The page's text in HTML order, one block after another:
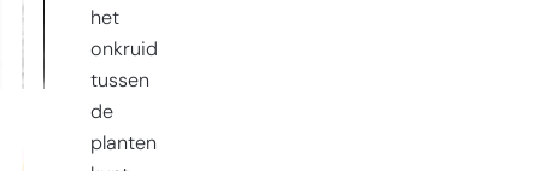
het
onkruid
tussen
de
planten